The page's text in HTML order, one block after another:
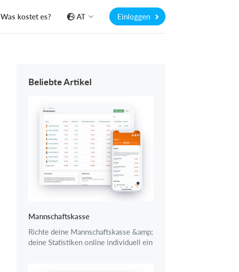
Was kostet es? AT Einloggen
Beliebte Artikel
Mannschaftskasse
Richte deine Mannschaftskasse &amp;
deine Statistiken online individuell ein